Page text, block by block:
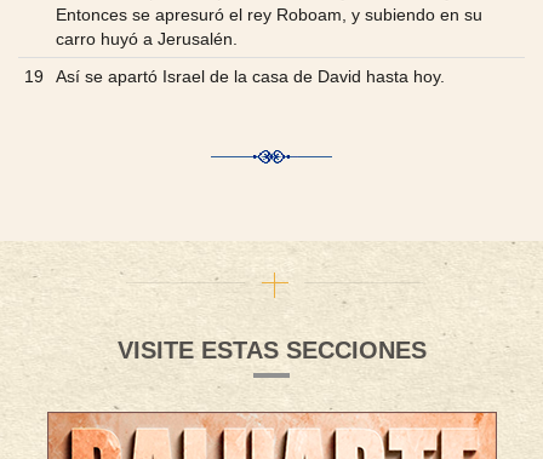
Entonces se apresuró el rey Roboam, y subiendo en su
carro huyó a Jerusalén.
19
Así se apartó Israel de la casa de David hasta hoy.
VISITE ESTAS SECCIONES